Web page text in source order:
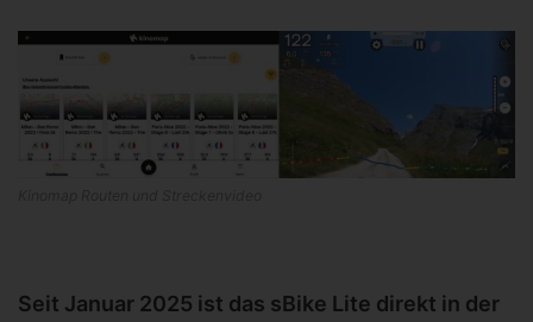
Seit Januar 2025 ist das sBike Lite direkt in der